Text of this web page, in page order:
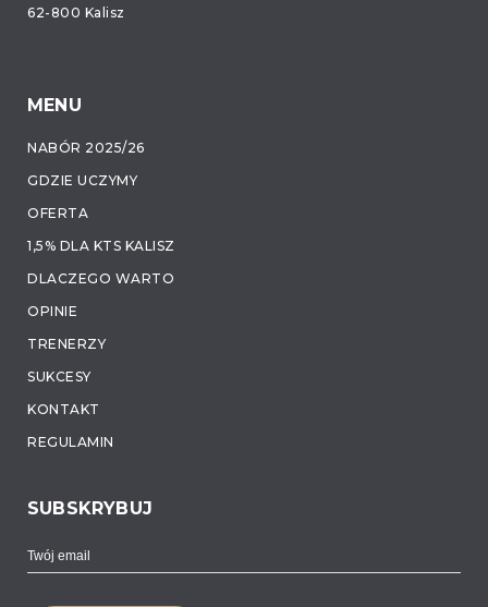
62-800 Kalisz
MENU
NABÓR 2025/26
GDZIE UCZYMY
OFERTA
1,5% DLA KTS KALISZ
DLACZEGO WARTO
OPINIE
TRENERZY
SUKCESY
KONTAKT
REGULAMIN
SUBSKRYBUJ